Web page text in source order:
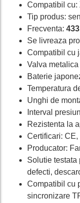
Compatibil cu:
Tip produs:
Frecventa:
Se livreaza
Compatibil cu
Valva
Baterie
Temperatura
Unghi de
Interval
Rezistenta la
Certificari:
Producator:
Solutie testata
defecti,
Compatibil cu
sincronizare